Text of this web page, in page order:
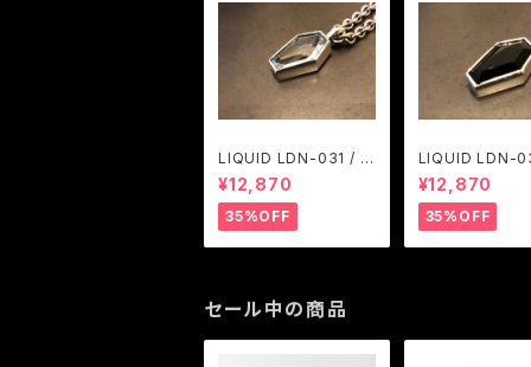
LIQUID LDN-031 / A
RGENT GLEAM
¥12,870
35%OFF
LIQUID LDN-
RGENT GLEAM
¥12,870
35%OFF
セール中の商品